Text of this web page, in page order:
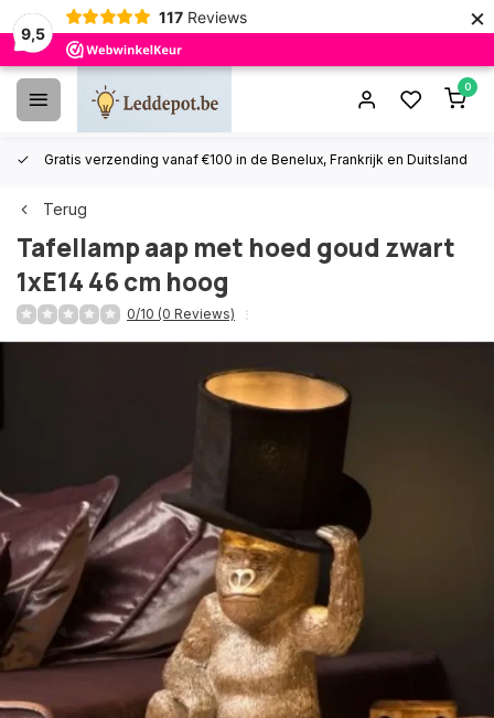
9,5
117 Reviews ×
0
Gratis verzending vanaf €100 in de Benelux, Frankrijk en Duitsland
Terug
Tafellamp aap met hoed goud zwart
1xE14 46 cm hoog
0/10 (0 Reviews)